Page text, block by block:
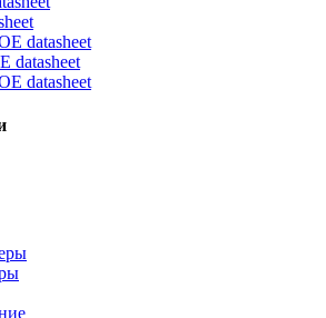
datasheet
datasheet
datasheet